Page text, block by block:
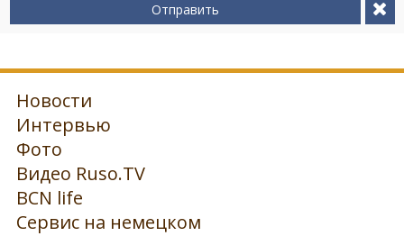
Отправить
Новости
Интервью
Фото
Видео Ruso.TV
BCN life
Сервис на немецком